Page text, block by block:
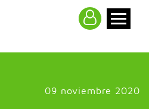
09 noviembre 2020